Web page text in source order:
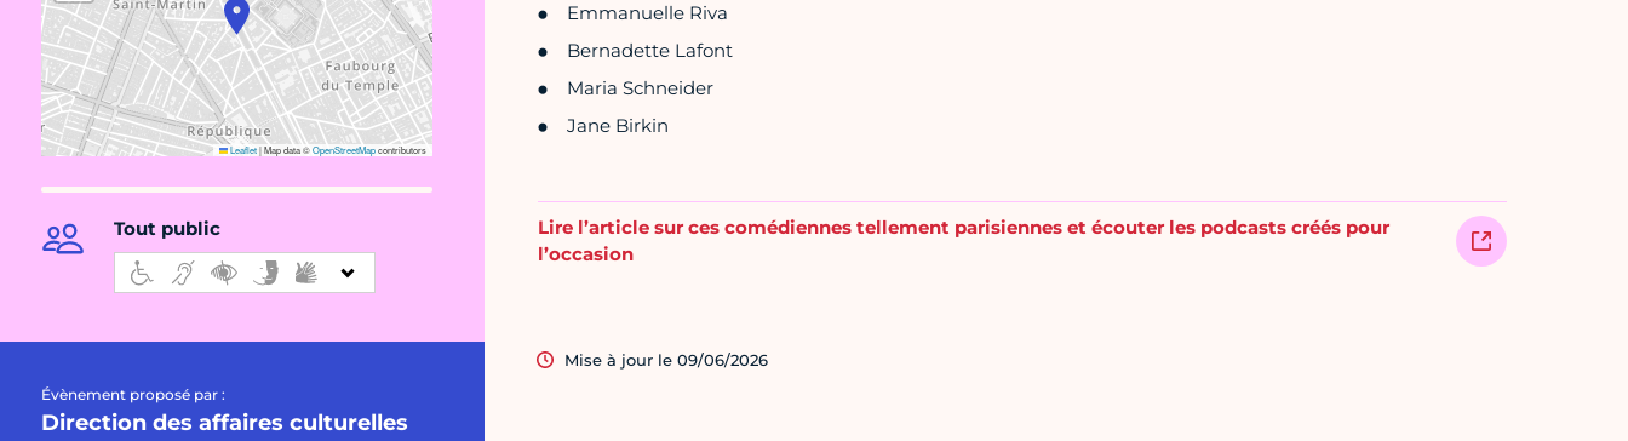
Leaflet|Map data ©OpenStreetMapcontributors
Tout public
Évènement proposé par :
Direction des affaires culturelles
Emmanuelle Riva
Bernadette Lafont
Maria Schneider
Jane Birkin
Lire l’article sur ces comédiennes tellement parisiennes et écouter les podcasts créés pour
l’occasion
Mise à jour le 09/06/2026